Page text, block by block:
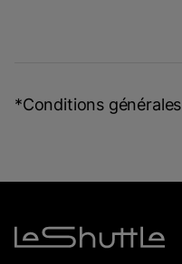
*Conditions générales